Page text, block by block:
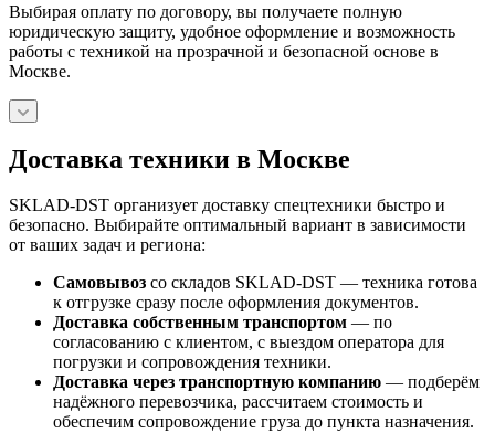
Выбирая оплату по договору, вы получаете полную
юридическую защиту, удобное оформление и возможность
работы с техникой на прозрачной и безопасной основе в
Москве.
Доставка техники в Москве
SKLAD-DST организует доставку спецтехники быстро и
безопасно. Выбирайте оптимальный вариант в зависимости
от ваших задач и региона:
Самовывоз со складов SKLAD-DST — техника готова
к отгрузке сразу после оформления документов.
Доставка собственным транспортом — по
согласованию с клиентом, с выездом оператора для
погрузки и сопровождения техники.
Доставка через транспортную компанию — подберём
надёжного перевозчика, рассчитаем стоимость и
обеспечим сопровождение груза до пункта назначения.